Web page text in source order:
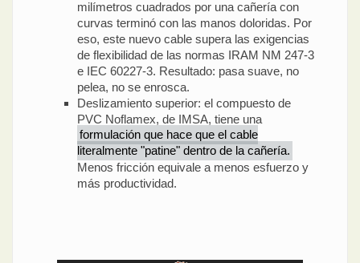
milímetros cuadrados por una cañería con
curvas terminó con las manos doloridas. Por
eso, este nuevo cable supera las exigencias
de flexibilidad de las normas IRAM NM 247-3
e IEC 60227-3. Resultado: pasa suave, no
pelea, no se enrosca.
Deslizamiento superior: el compuesto de
PVC Noflamex, de IMSA, tiene una
formulación que hace que el cable
literalmente "patine" dentro de la cañería.
Menos fricción equivale a menos esfuerzo y
más productividad.